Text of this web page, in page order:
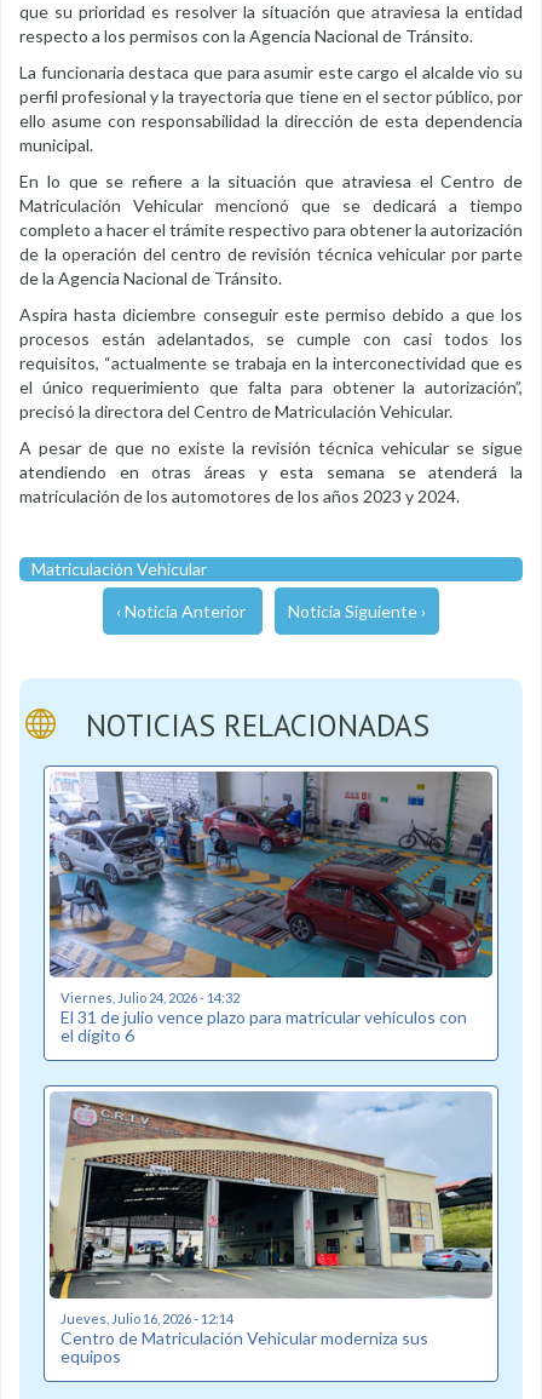
que su prioridad es resolver la situación que atraviesa la entidad
respecto a los permisos con la Agencia Nacional de Tránsito.
La funcionaria destaca que para asumir este cargo el alcalde vio su
perfil profesional y la trayectoria que tiene en el sector público, por
ello asume con responsabilidad la dirección de esta dependencia
municipal.
En lo que se refiere a la situación que atraviesa el Centro de
Matriculación Vehicular mencionó que se dedicará a tiempo
completo a hacer el trámite respectivo para obtener la autorización
de la operación del centro de revisión técnica vehicular por parte
de la Agencia Nacional de Tránsito.
Aspira hasta diciembre conseguir este permiso debido a que los
procesos están adelantados, se cumple con casi todos los
requisitos, “actualmente se trabaja en la interconectividad que es
el único requerimiento que falta para obtener la autorización”,
precisó la directora del Centro de Matriculación Vehicular.
A pesar de que no existe la revisión técnica vehicular se sigue
atendiendo en otras áreas y esta semana se atenderá la
matriculación de los automotores de los años 2023 y 2024.
Matriculación Vehicular
‹ Noticia Anterior Noticia Siguiente ›
NOTICIAS RELACIONADAS
Viernes, Julio 24, 2026 - 14:32
El 31 de julio vence plazo para matricular vehículos con
el dígito 6
Jueves, Julio 16, 2026 - 12:14
Centro de Matriculación Vehicular moderniza sus
equipos